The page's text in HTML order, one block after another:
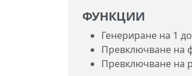
ФУНКЦИИ
Генериране на 1
Превключване на
Превключване на